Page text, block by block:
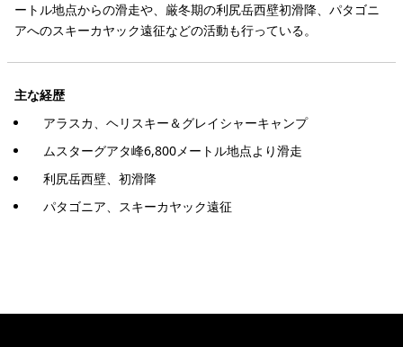
ートル地点からの滑走や、厳冬期の利尻岳西壁初滑降、パタゴニ
アへのスキーカヤック遠征などの活動も行っている。
主な経歴
アラスカ、ヘリスキー＆グレイシャーキャンプ
ムスターグアタ峰6,800メートル地点より滑走
利尻岳西壁、初滑降
パタゴニア、スキーカヤック遠征